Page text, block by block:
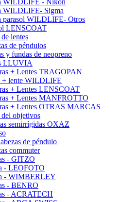
WILDLIFE - Nikon
WILDLIFE- Sigma
parasol WILDLIFE- Otros
LENSCOAT
lentes
de péndulos
y fundas de neopreno
LLUVIA
+ Lentes TRAGOPAN
+ lente WILDLIFE
+ Lentes LENSCOAT
+ Lentes MANFROTTO
+ Lentes OTRAS MARCAS
del objetivos
semirrígidas OXAZ
de péndulo
commuter
- GITZO
- LEOFOTO
- WIMBERLEY
- BENRO
- ACRATECH